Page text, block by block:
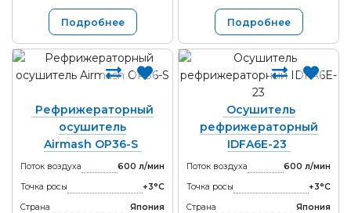
Подробнее Подробнее
Рефрижераторный
осушитель
Airmash OP36-S
Поток воздуха
600 л/мин
Точка росы
+3°С
Страна
Япония
Осушитель
рефрижераторный
IDFA6E-23
Поток воздуха
600 л/мин
Точка росы
+3°С
Страна
Япония